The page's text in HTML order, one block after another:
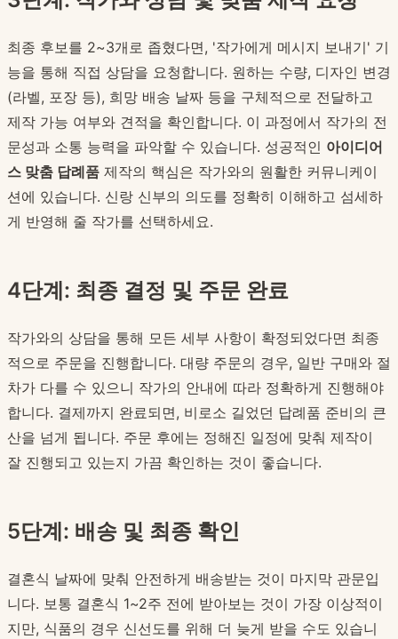
최종 후보를 2~3개로 좁혔다면, '작가에게 메시지 보내기' 기
능을 통해 직접 상담을 요청합니다. 원하는 수량, 디자인 변경
(라벨, 포장 등), 희망 배송 날짜 등을 구체적으로 전달하고
제작 가능 여부와 견적을 확인합니다. 이 과정에서 작가의 전
문성과 소통 능력을 파악할 수 있습니다. 성공적인 아이디어
스 맞춤 답례품 제작의 핵심은 작가와의 원활한 커뮤니케이
션에 있습니다. 신랑 신부의 의도를 정확히 이해하고 섬세하
게 반영해 줄 작가를 선택하세요.
4단계: 최종 결정 및 주문 완료
작가와의 상담을 통해 모든 세부 사항이 확정되었다면 최종
적으로 주문을 진행합니다. 대량 주문의 경우, 일반 구매와 절
차가 다를 수 있으니 작가의 안내에 따라 정확하게 진행해야
합니다. 결제까지 완료되면, 비로소 길었던 답례품 준비의 큰
산을 넘게 됩니다. 주문 후에는 정해진 일정에 맞춰 제작이
잘 진행되고 있는지 가끔 확인하는 것이 좋습니다.
5단계: 배송 및 최종 확인
결혼식 날짜에 맞춰 안전하게 배송받는 것이 마지막 관문입
니다. 보통 결혼식 1~2주 전에 받아보는 것이 가장 이상적이
지만, 식품의 경우 신선도를 위해 더 늦게 받을 수도 있습니